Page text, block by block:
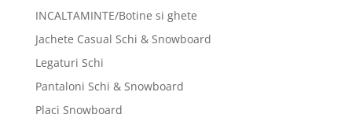
INCALTAMINTE/Botine si ghete
Jachete Casual Schi & Snowboard
Legaturi Schi
Pantaloni Schi & Snowboard
Placi Snowboard